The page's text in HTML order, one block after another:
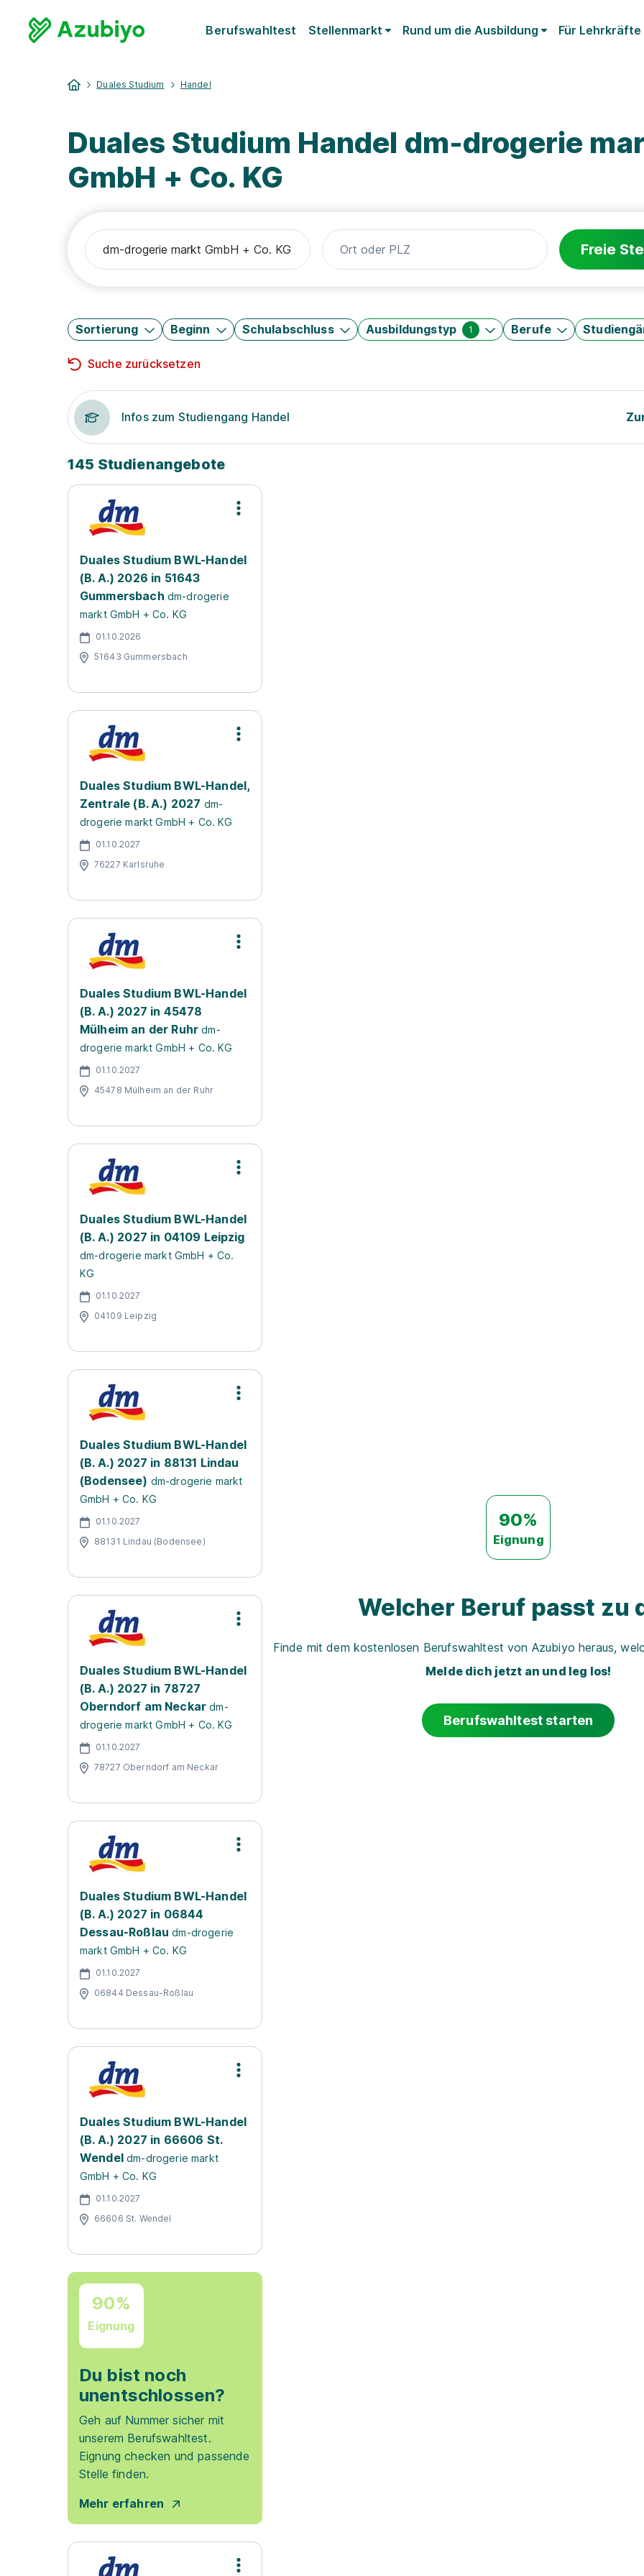
Berufswahltest Stellenmarkt Rund um die Ausbildung Für Lehrkräfte
Duales Studium Handel
Duales Studium Handel dm-drogerie
GmbH + Co. KG
Freie
Sortierung Beginn Schulabschluss Ausbildungstyp 1 Berufe
Suche zurücksetzen
Infos zum Studiengang Handel
145 Studienangebote
Duales Studium BWL-Handel
(B. A.) 2026 in 51643
Gummersbach dm-drogerie
markt GmbH + Co. KG
01.10.2026
51643 Gummersbach
Duales Studium BWL-Handel,
Zentrale (B. A.) 2027 dm-
drogerie markt GmbH + Co. KG
01.10.2027
76227 Karlsruhe
Duales Studium BWL-Handel
(B. A.) 2027 in 45478
Mülheim an der Ruhr dm-
drogerie markt GmbH + Co. KG
01.10.2027
45478 Mülheim an der Ruhr
Duales Studium BWL-Handel
(B. A.) 2027 in 04109 Leipzig
dm-drogerie markt GmbH + Co.
KG
01.10.2027
04109 Leipzig
Duales Studium BWL-Handel
(B. A.) 2027 in 88131 Lindau
(Bodensee) dm-drogerie markt
GmbH + Co. KG
01.10.2027
88131 Lindau (Bodensee)
Duales Studium BWL-Handel
(B. A.) 2027 in 78727
Oberndorf am Neckar dm-
drogerie markt GmbH + Co. KG
01.10.2027
78727 Oberndorf am Neckar
Duales Studium BWL-Handel
(B. A.) 2027 in 06844
Dessau-Roßlau dm-drogerie
markt GmbH + Co. KG
01.10.2027
06844 Dessau-Roßlau
Duales Studium BWL-Handel
(B. A.) 2027 in 66606 St.
Wendel dm-drogerie markt
GmbH + Co. KG
01.10.2027
66606 St. Wendel
90%
Eignung
Du bist noch
unentschlossen?
Geh auf Nummer sicher mit
unserem Berufswahltest.
Eignung checken und passende
Stelle finden.
Mehr erfahren
90%
Eignung
Welcher Beruf passt zu
Finde mit dem kostenlosen Berufswahltest von Azubiyo heraus,
Melde dich jetzt an und leg los!
Berufswahltest starten